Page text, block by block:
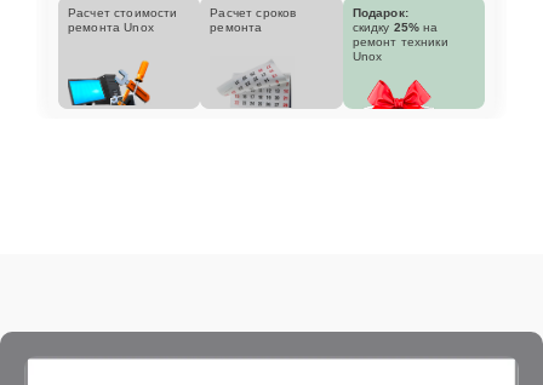
Расчет стоимости
ремонта Unox
Расчет сроков
ремонта
Подарок:
скидку 25% на
ремонт техники
Unox